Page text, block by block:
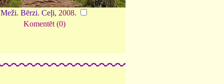
Meži. Bērzi. Ceļi, 2008.
Komentēt (0)